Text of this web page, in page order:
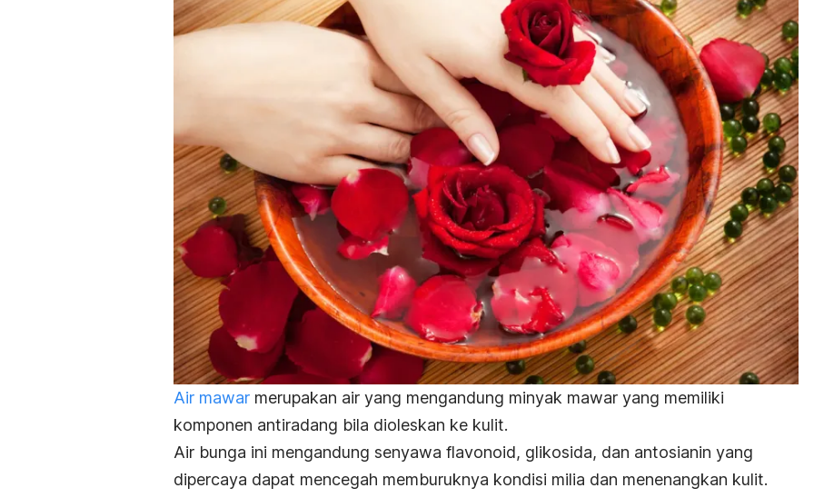
Air mawar merupakan air yang mengandung minyak mawar yang memiliki
komponen antiradang bila dioleskan ke kulit.
Air bunga ini mengandung senyawa flavonoid, glikosida, dan antosianin yang
dipercaya dapat mencegah memburuknya kondisi milia dan menenangkan kulit.